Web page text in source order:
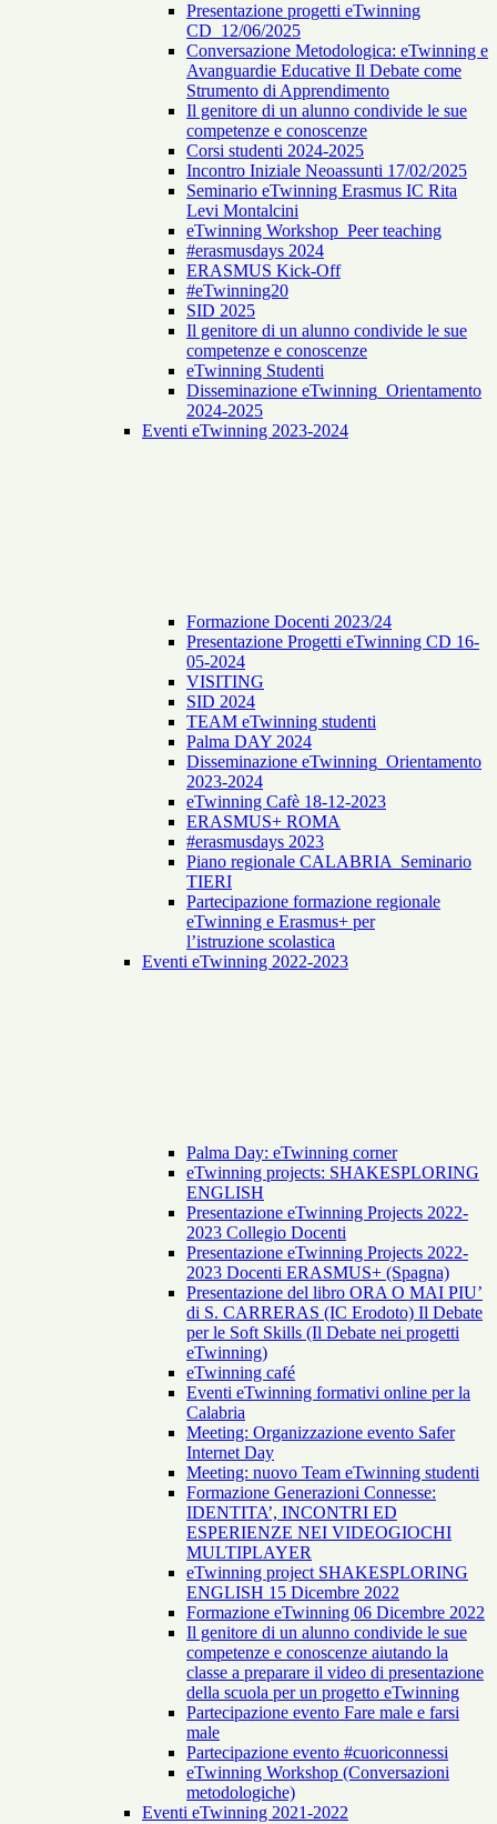
Presentazione progetti eTwinning
CD_12/06/2025
Conversazione Metodologica: eTwinning e
Avanguardie Educative Il Debate come
Strumento di Apprendimento
Il genitore di un alunno condivide le sue
competenze e conoscenze
Corsi studenti 2024-2025
Incontro Iniziale Neoassunti 17/02/2025
Seminario eTwinning Erasmus IC Rita
Levi Montalcini
eTwinning Workshop_Peer teaching
#erasmusdays 2024
ERASMUS Kick-Off
#eTwinning20
SID 2025
Il genitore di un alunno condivide le sue
competenze e conoscenze
eTwinning Studenti
Disseminazione eTwinning_Orientamento
2024-2025
Eventi eTwinning 2023-2024
Formazione Docenti 2023/24
Presentazione Progetti eTwinning CD 16-
05-2024
VISITING
SID 2024
TEAM eTwinning studenti
Palma DAY 2024
Disseminazione eTwinning_Orientamento
2023-2024
eTwinning Cafè 18-12-2023
ERASMUS+ ROMA
#erasmusdays 2023
Piano regionale CALABRIA Seminario
TIERI
Partecipazione formazione regionale
eTwinning e Erasmus+ per
l’istruzione scolastica
Eventi eTwinning 2022-2023
Palma Day: eTwinning corner
eTwinning projects: SHAKESPLORING
ENGLISH
Presentazione eTwinning Projects 2022-
2023 Collegio Docenti
Presentazione eTwinning Projects 2022-
2023 Docenti ERASMUS+ (Spagna)
Presentazione del libro ORA O MAI PIU’
di S. CARRERAS (IC Erodoto) Il Debate
per le Soft Skills (Il Debate nei progetti
eTwinning)
eTwinning café
Eventi eTwinning formativi online per la
Calabria
Meeting: Organizzazione evento Safer
Internet Day
Meeting: nuovo Team eTwinning studenti
Formazione Generazioni Connesse:
IDENTITA’, INCONTRI ED
ESPERIENZE NEI VIDEOGIOCHI
MULTIPLAYER
eTwinning project SHAKESPLORING
ENGLISH 15 Dicembre 2022
Formazione eTwinning 06 Dicembre 2022
Il genitore di un alunno condivide le sue
competenze e conoscenze aiutando la
classe a preparare il video di presentazione
della scuola per un progetto eTwinning
Partecipazione evento Fare male e farsi
male
Partecipazione evento #cuoriconnessi
eTwinning Workshop (Conversazioni
metodologiche)
Eventi eTwinning 2021-2022